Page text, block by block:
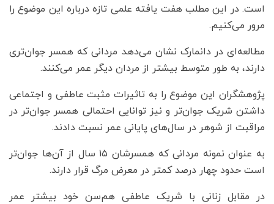
است. در این مطلب هفت یافته علمی تازه درباره این موضوع را
مرور می‌کنیم.
مطالعه‌ای در دانمارک نشان می‌دهد مردانی که همسر جوان‌تری
دارند، به طور متوسط بیشتر از مردان دیگر عمر می‌کنند.
پژوهشگران این موضوع را به تاثیرات مثبت عاطفی و اجتماعی
داشتن شریک جوان‌تر و نیز توانایی احتمالی همسر جوان‌تر در
مراقبت از شوهر در سال‌های پایانی عمر نسبت دادند.
به عنوان نمونه مردانی که همسرشان ۱۵ سال از آن‌ها جوان‌تر
است حدود چهار درصد کمتر در معرض مرگ قرار دارند.
در مقابل زنانی با شریک عاطفی هم‌سن خود بیشتر عمر